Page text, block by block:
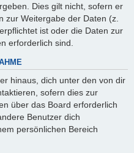
Dies gilt nicht, sofern er
zur Weitergabe der Daten (z.
ist oder die Daten zur
erforderlich sind.
hinaus, dich unter den von dir
sofern dies zur
über das Board erforderlich
Benutzer dich
persönlichen Bereich